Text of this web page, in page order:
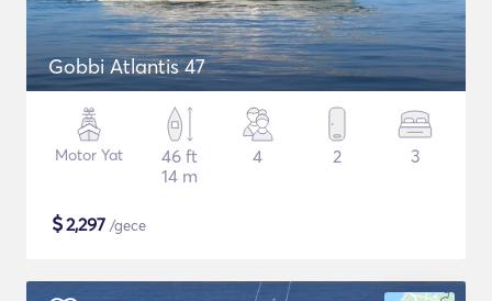
Gobbi Atlantis 47
Motor Yat
46 ft
14 m
4 2 3
$2,297 /gece